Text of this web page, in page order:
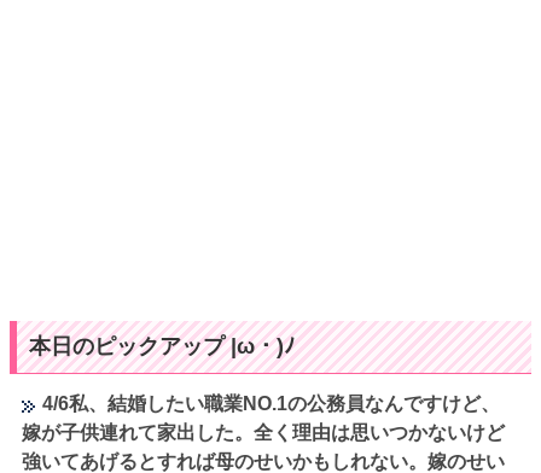
本日のピックアップ |ω・)ﾉ
4/6私、結婚したい職業NO.1の公務員なんですけど、
嫁が子供連れて家出した。全く理由は思いつかないけど
強いてあげるとすれば母のせいかもしれない。嫁のせい